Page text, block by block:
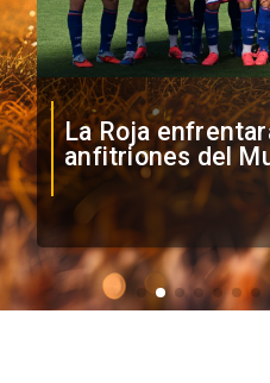
La Roja
anfitriones del